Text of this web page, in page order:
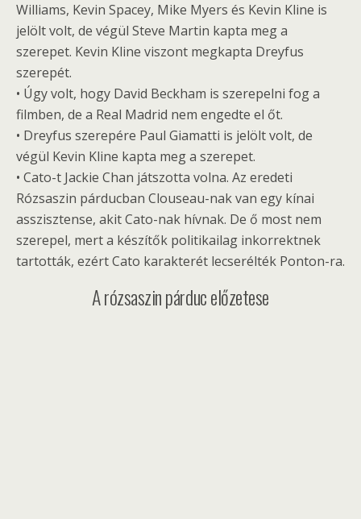
Williams, Kevin Spacey, Mike Myers és Kevin Kline is
jelölt volt, de végül Steve Martin kapta meg a
szerepet. Kevin Kline viszont megkapta Dreyfus
szerepét.
• Úgy volt, hogy David Beckham is szerepelni fog a
filmben, de a Real Madrid nem engedte el őt.
• Dreyfus szerepére Paul Giamatti is jelölt volt, de
végül Kevin Kline kapta meg a szerepet.
• Cato-t Jackie Chan játszotta volna. Az eredeti
Rózsaszin párducban Clouseau-nak van egy kínai
asszisztense, akit Cato-nak hívnak. De ő most nem
szerepel, mert a készítők politikailag inkorrektnek
tartották, ezért Cato karakterét lecserélték Ponton-ra.
A rózsaszin párduc előzetese